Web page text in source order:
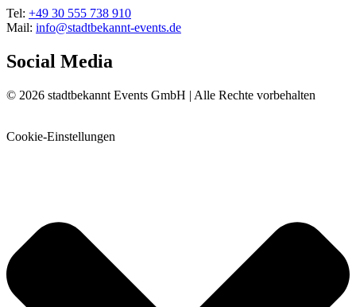
Tel: +49 30 555 738 910
Mail: info@stadtbekannt-events.de
Social Media
© 2026 stadtbekannt Events GmbH | Alle Rechte vorbehalten
Cookie-Einstellungen